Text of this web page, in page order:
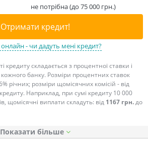
не потрібна (до 75 000 грн.)
Отримати кредит!
онлайн - чи дадуть мені кредит?
кредиту складається з процентної ставки і
кожного банку. Розміри процентних ставок
річних; розміри щомісячних комісій - від
Наприклад, при сумі кредиту 10 000
щомісячні виплати складуть: від 1167 грн.до
Показати